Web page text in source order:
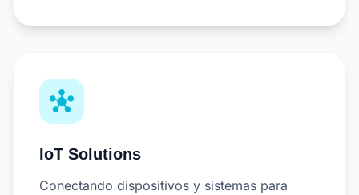
hub
IoT Solutions
Conectando dispositivos y sistemas para